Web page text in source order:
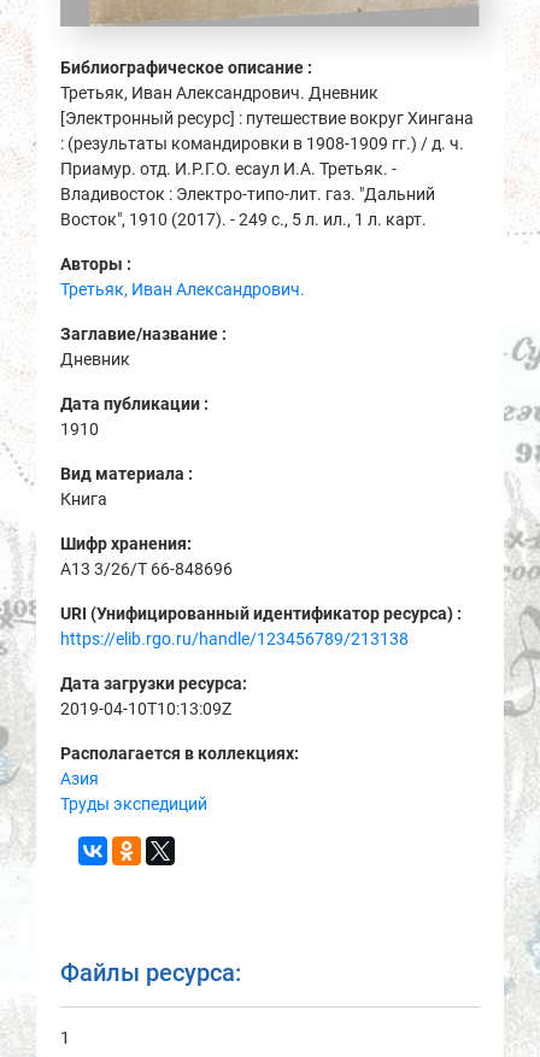
Библиографическое описание :
Третьяк, Иван Александрович. Дневник
[Электронный ресурс] : путешествие вокруг Хингана
: (результаты командировки в 1908-1909 гг.) / д. ч.
Приамур. отд. И.Р.Г.О. есаул И.А. Третьяк. -
Владивосток : Электро-типо-лит. газ. "Дальний
Восток", 1910 (2017). - 249 с., 5 л. ил., 1 л. карт.
Авторы :
Третьяк, Иван Александрович.
Заглавие/название :
Дневник
Дата публикации :
1910
Вид материала :
Книга
Шифр хранения:
A13 3/26/Т 66-848696
URI (Унифицированный идентификатор ресурса) :
https://elib.rgo.ru/handle/123456789/213138
Дата загрузки ресурса:
2019-04-10T10:13:09Z
Располагается в коллекциях:
Азия
Труды экспедиций
Файлы ресурса:
1